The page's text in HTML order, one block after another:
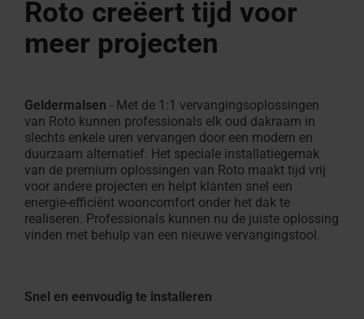
We begeleiden je
Project realiseren
Laat ons je inspireren
Vind een vakman
Offerte
aanvragen
ISDE Subsidie
Smart Home
Daglicht adviseur
Contact voor
professionals
Vind ambachtslieden in
Alle dakramen
Top
Uitzetramen
Tuimelramen
Top-
tuimel
dakraam
Plat
dakraam
toepassingsvensters
100% PVC multikamerprofiel
Raambekleding binnen
Zonwering
Daktrappen
Zoldertrappen
Daktrappen
met
brandwerendheid
Zoldertrappen
vinden
Platdakuitgangen
Platdakuitgangen
platdakuitgangen
Knieschotdeuren
Configurator voor
Service
FAQ
Subsidie
Contact
Onderdelen
aanvragen
Service
Seminars
Vind ambachtslieden in de
Klantenservice
Dak professionals
Seminars op de campus
Contact voor
professionals
Download gebiedVeelgestelde vragen en
Overzicht
Roto creëert tijd voor
meer projecten
Geldermalsen - Met de 1:1 vervangingsoplossingen
van Roto kunnen professionals elk oud dakraam in
slechts enkele uren vervangen door een modern en
duurzaam alternatief. Het speciale installatiegemak
van de premium oplossingen van Roto maakt tijd vrij
voor andere projecten en helpt klanten snel een
energie-efficiënt wooncomfort onder het dak te
realiseren. Professionals kunnen nu de juiste oplossing
vinden met behulp van een nieuwe vervangingstool.
Snel en eenvoudig te installeren